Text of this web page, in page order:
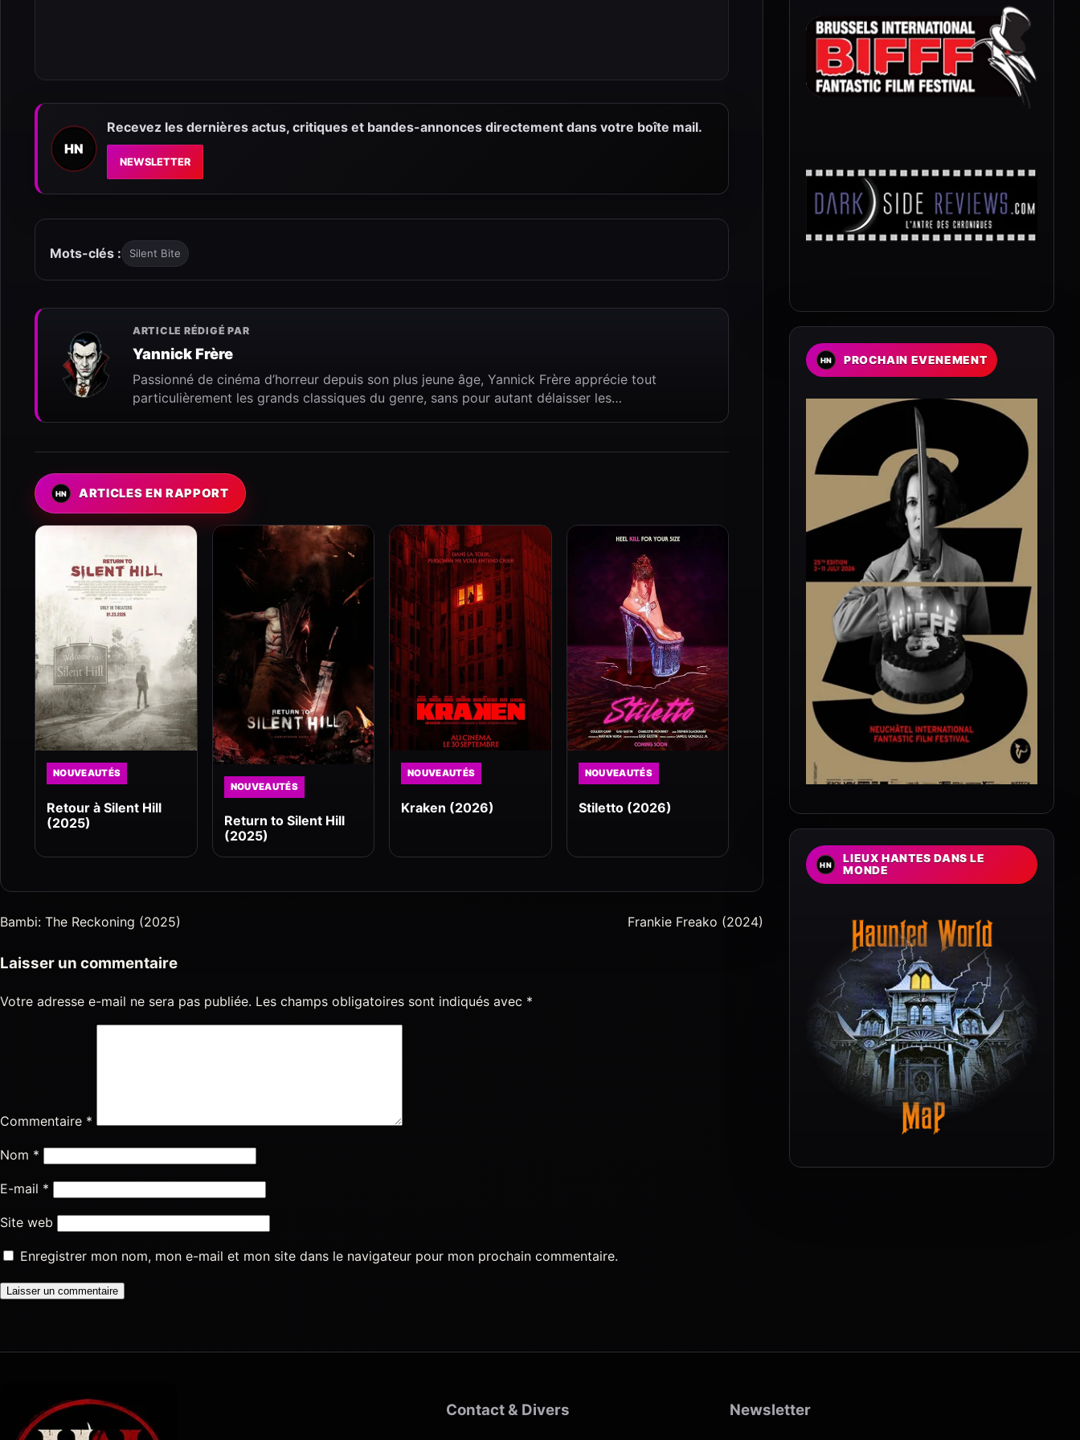
HN
Recevez les dernières actus, critiques et bandes-annonces directement dans votre boîte mail.
NEWSLETTER
Mots-clés : Silent Bite
ARTICLE RÉDIGÉ PAR
Yannick Frère
Passionné de cinéma d’horreur depuis son plus jeune âge, Yannick Frère apprécie tout
particulièrement les grands classiques du genre, sans pour autant délaisser les…
ARTICLES EN RAPPORT
NOUVEAUTÉS
Retour à Silent Hill
(2025)
NOUVEAUTÉS
Return to Silent Hill
(2025)
NOUVEAUTÉS
Kraken (2026)
NOUVEAUTÉS
Stiletto (2026)
Bambi: The Reckoning (2025) Frankie Freako (2024)
Laisser un commentaire
Votre adresse e-mail ne sera pas publiée. Les champs obligatoires sont indiqués avec *
Commentaire *
Nom *
E-mail *
Site web
Enregistrer mon nom, mon e-mail et mon site dans le navigateur pour mon prochain commentaire.
PROCHAIN EVENEMENT
LIEUX HANTES DANS LE
MONDE
Contact & Divers Newsletter